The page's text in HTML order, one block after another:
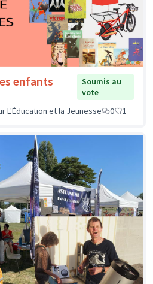
enfants
Soumis au
vote
L'Éducation et la Jeunesse
0 1